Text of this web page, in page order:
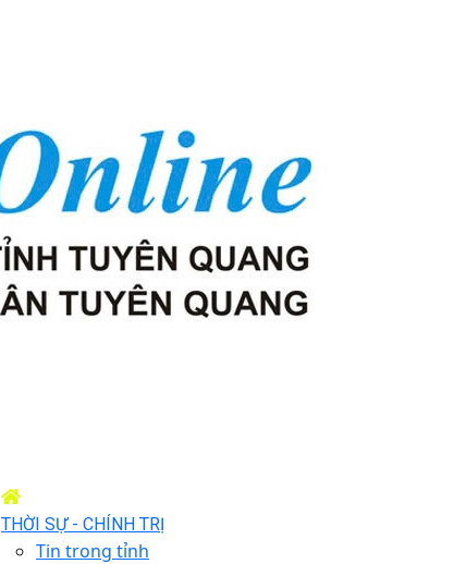
THỜI SỰ - CHÍNH TRỊ
Tin trong tỉnh